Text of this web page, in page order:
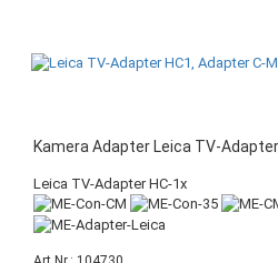
Kamera Adapter Leica TV-
Leica TV-Adapter HC-1x